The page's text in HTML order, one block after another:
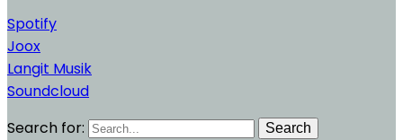
Spotify
Joox
Langit Musik
Soundcloud
Search for:
Search